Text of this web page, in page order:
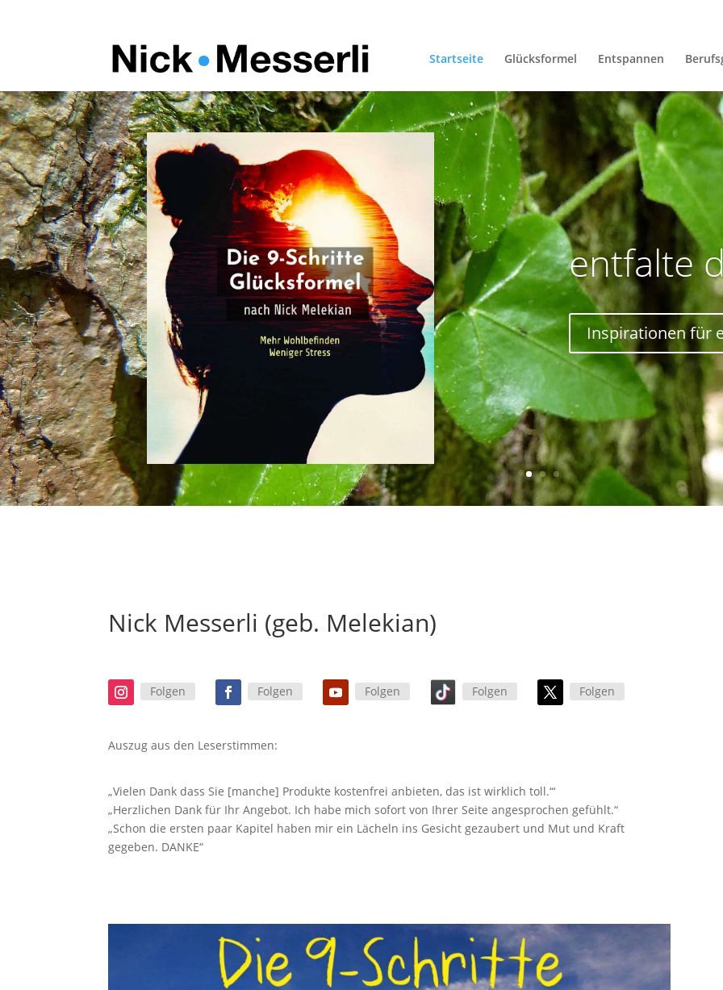
Startseite Glücksformel Entspannen
entfalte
Inspirationen für
Nick Messerli (geb. Melekian)
Folgen Folgen Folgen Folgen Folgen
Auszug aus den Leserstimmen:
„Vielen Dank dass Sie [manche] Produkte kostenfrei anbieten, das ist wirklich toll.“‘
„Herzlichen Dank für Ihr Angebot. Ich habe mich sofort von Ihrer Seite angesprochen gefühlt.“
„Schon die ersten paar Kapitel haben mir ein Lächeln ins Gesicht gezaubert und Mut und Kraft
gegeben. DANKE“